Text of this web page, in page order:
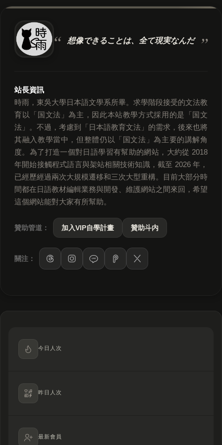
想像できることは、 全て現実なんだ
站長資訊
時雨，東吳大學日本語文學系所畢。求學階段接受的文法教
育以「国文法」為主，因此本站教學方式採用的是「国文
法」。不過，考慮到「日本語教育文法」的需求，後來也將
其融入教學當中，但整體仍以「国文法」為主要的講解角
度。為了打造一個對日語學習有幫助的網站，大約從 2018
年開始接觸程式語言與架站相關技術知識，截至 2026 年，
已經歷經過兩次大規模遷移和三次大型重構。目前大部分時
間都在日語教材編輯業務與開發、維護網站之間來回，希望
這個網站能對大家有所幫助。
贊助管道： 加入VIP自學計畫 贊助斗内
關注： LINE
今日人次
昨日人次
最新會員